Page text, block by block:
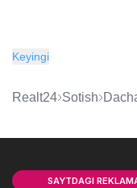
Keyingi
Realt24 Sotish
SAYTDAGI